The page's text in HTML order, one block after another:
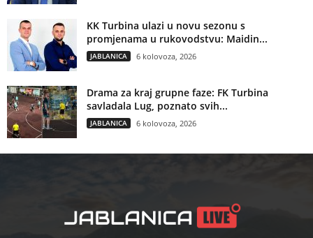
KK Turbina ulazi u novu sezonu s
promjenama u rukovodstvu: Maidin...
JABLANICA 6 kolovoza, 2026
Drama za kraj grupne faze: FK Turbina
savladala Lug, poznato svih...
JABLANICA 6 kolovoza, 2026